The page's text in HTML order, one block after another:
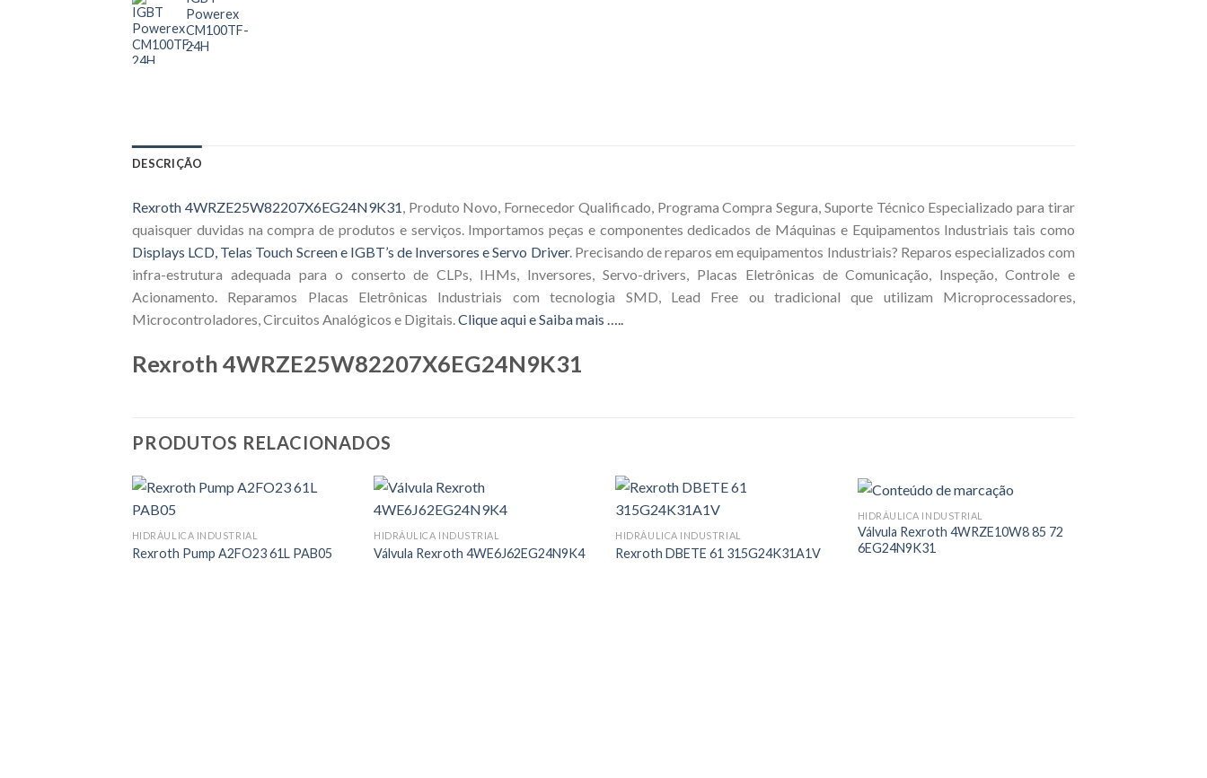
Powerex
CM100TF-
24H
DESCRIÇÃO
Rexroth 4WRZE25W82207X6EG24N9K31, Produto Novo, Fornecedor Qualificado, Programa Compra Segura, Suporte Técnico Especializado para tirar
quaisquer duvidas na compra de produtos e serviços. Importamos peças e componentes dedicados de Máquinas e Equipamentos Industriais tais como
Displays LCD, Telas Touch Screen e IGBT’s de Inversores e Servo Driver. Precisando de reparos em equipamentos Industriais? Reparos especializados com
infra-estrutura adequada para o conserto de CLPs, IHMs, Inversores, Servo-drivers, Placas Eletrônicas de Comunicação, Inspeção, Controle e
Acionamento. Reparamos Placas Eletrônicas Industriais com tecnologia SMD, Lead Free ou tradicional que utilizam Microprocessadores,
Microcontroladores, Circuitos Analógicos e Digitais.Clique aqui e Saiba mais …..
Rexroth 4WRZE25W82207X6EG24N9K31
PRODUTOS RELACIONADOS
HIDRÁULICA INDUSTRIAL
Rexroth Pump A2FO23 61L PAB05
HIDRÁULICA INDUSTRIAL
Válvula Rexroth 4WE6J62EG24N9K4
HIDRÁULICA INDUSTRIAL
Rexroth DBETE 61 315G24K31A1V
HIDRÁULICA INDUSTRIAL
Válvula Rexroth 4WRZE10W8 85 72
6EG24N9K31